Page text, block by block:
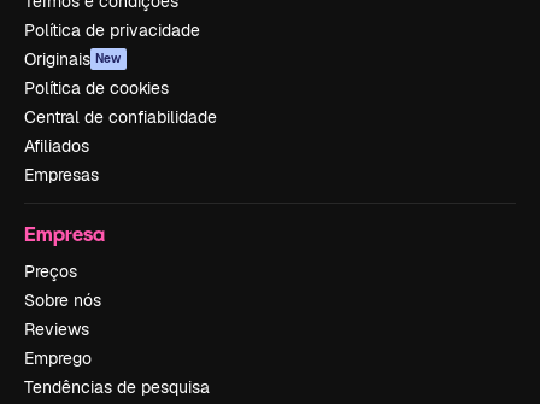
Política de privacidade
Originais New
Política de cookies
Central de confiabilidade
Afiliados
Empresas
Empresa
Preços
Sobre nós
Reviews
Emprego
Tendências de pesquisa